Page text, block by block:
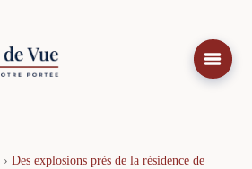
› Des explosions près de la résidence de